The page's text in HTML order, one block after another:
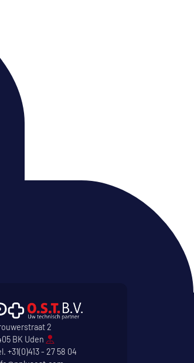
2
BK Uden
+31(0)413 - 27 58 04